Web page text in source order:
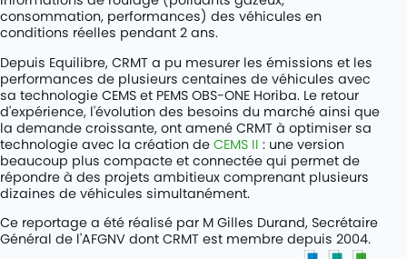
consommation, performances) des véhicules en
conditions réelles pendant 2 ans.
Depuis Equilibre, CRMT a pu mesurer les émissions et les
performances de plusieurs centaines de véhicules avec
sa technologie CEMS et PEMS OBS-ONE Horiba. Le retour
d'expérience, l'évolution des besoins du marché ainsi que
la demande croissante, ont amené CRMT à optimiser sa
technologie avec la création de CEMS II : une version
beaucoup plus compacte et connectée qui permet de
répondre à des projets ambitieux comprenant plusieurs
dizaines de véhicules simultanément.
Ce reportage a été réalisé par M Gilles Durand, Secrétaire
Général de l'AFGNV dont CRMT est membre depuis 2004.